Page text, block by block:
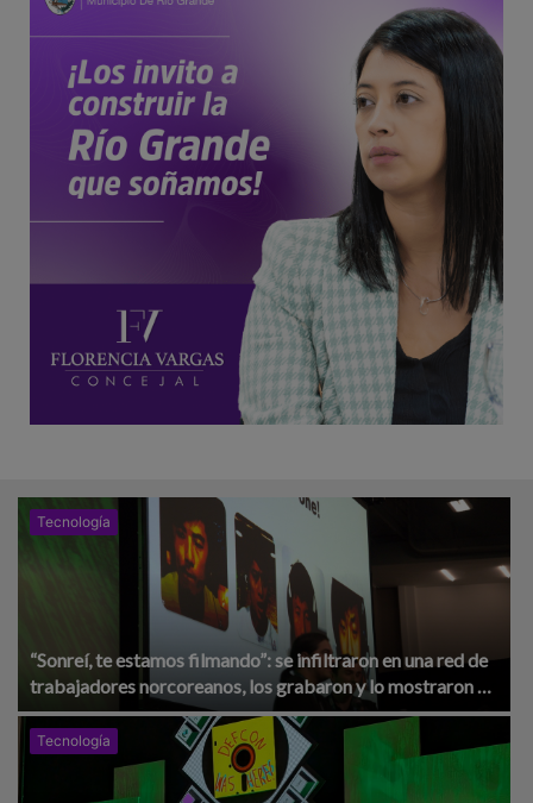
Tecnología
“Sonreí, te estamos filmando”: se infiltraron en una red de
trabajadores norcoreanos, los grabaron y lo mostraron en
DEF CON 34
Tecnología